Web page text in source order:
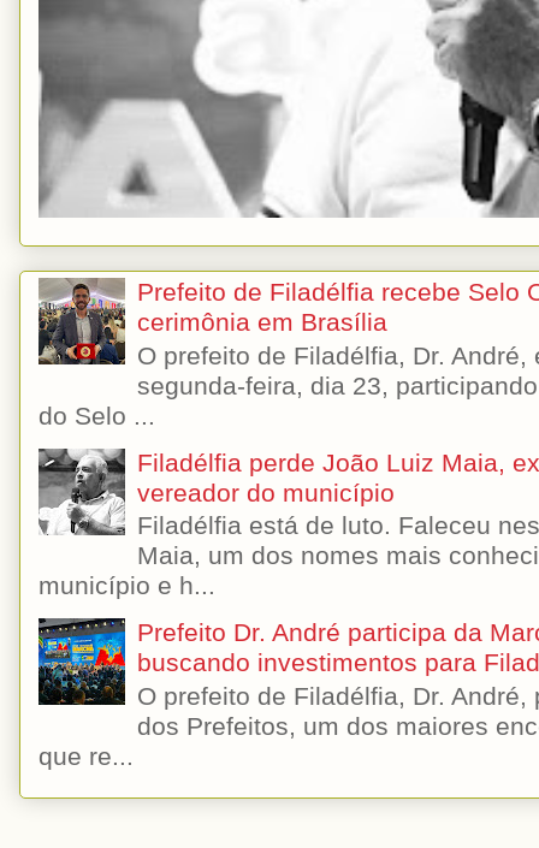
Prefeito de Filadélfia recebe Selo
cerimônia em Brasília
O prefeito de Filadélfia, Dr.
segunda-feira, dia 23,
do Selo ...
Filadélfia perde João Luiz Maia,
vereador do município
Filadélfia está de luto. Faleceu
Maia, um dos nomes mais
município e h...
Prefeito Dr. André participa da
buscando investimentos para
O prefeito de Filadélfia, Dr.
dos Prefeitos, um dos maiores
que re...